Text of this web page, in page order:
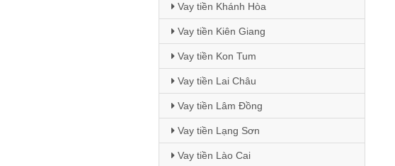
Vay tiền Khánh Hòa
Vay tiền Kiên Giang
Vay tiền Kon Tum
Vay tiền Lai Châu
Vay tiền Lâm Đồng
Vay tiền Lạng Sơn
Vay tiền Lào Cai